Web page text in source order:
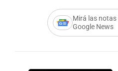
Mirá las notas
Google News